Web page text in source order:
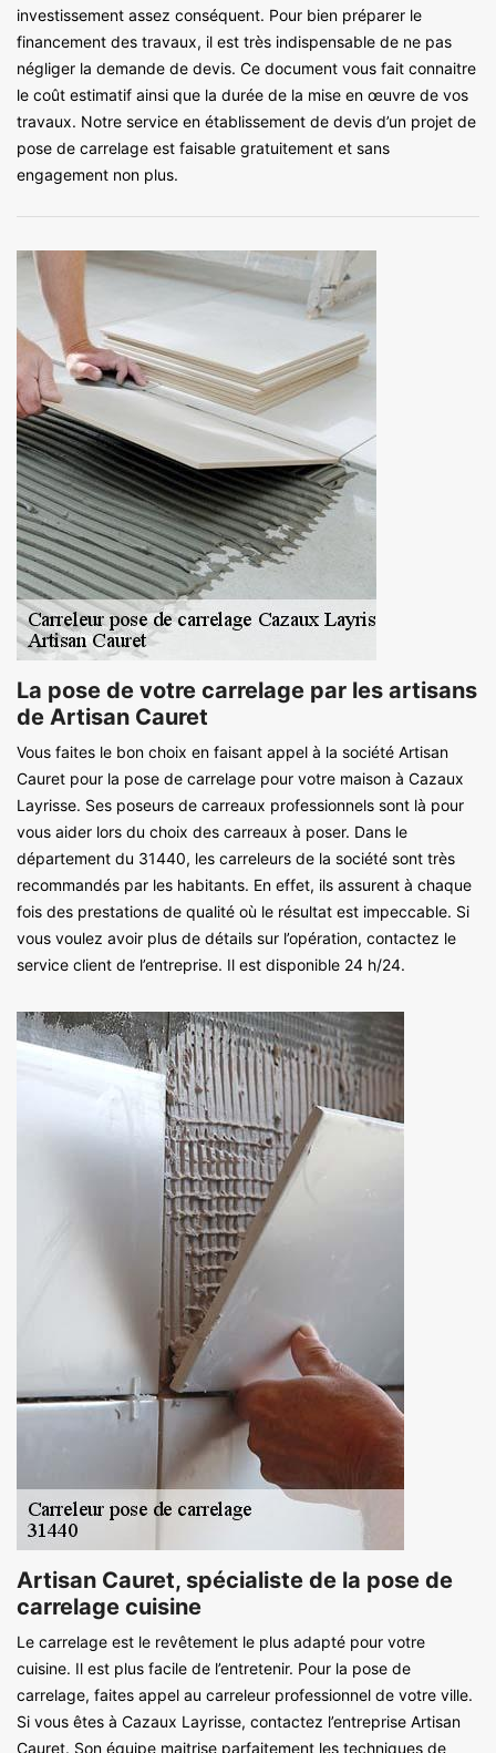
investissement assez conséquent. Pour bien préparer le
financement des travaux, il est très indispensable de ne pas
négliger la demande de devis. Ce document vous fait connaitre
le coût estimatif ainsi que la durée de la mise en œuvre de vos
travaux. Notre service en établissement de devis d’un projet de
pose de carrelage est faisable gratuitement et sans
engagement non plus.
La pose de votre carrelage par les artisans
de Artisan Cauret
Vous faites le bon choix en faisant appel à la société Artisan
Cauret pour la pose de carrelage pour votre maison à Cazaux
Layrisse. Ses poseurs de carreaux professionnels sont là pour
vous aider lors du choix des carreaux à poser. Dans le
département du 31440, les carreleurs de la société sont très
recommandés par les habitants. En effet, ils assurent à chaque
fois des prestations de qualité où le résultat est impeccable. Si
vous voulez avoir plus de détails sur l’opération, contactez le
service client de l’entreprise. Il est disponible 24 h/24.
Artisan Cauret, spécialiste de la pose de
carrelage cuisine
Le carrelage est le revêtement le plus adapté pour votre
cuisine. Il est plus facile de l’entretenir. Pour la pose de
carrelage, faites appel au carreleur professionnel de votre ville.
Si vous êtes à Cazaux Layrisse, contactez l’entreprise Artisan
Cauret. Son équipe maitrise parfaitement les techniques de